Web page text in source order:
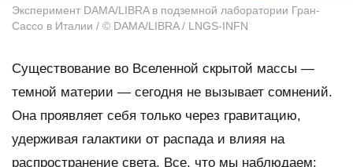
Эксперимент DAMA/LIBRA в подземной лаборатории Гран-
Сассо в Италии / © DAMA/LIBRA / LNGS-INFN
Существование во Вселенной скрытой массы —
темной материи — сегодня не вызывает сомнений.
Она проявляет себя только через гравитацию,
удерживая галактики от распада и влияя на
распространение света. Все, что мы наблюдаем: